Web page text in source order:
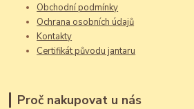
Obchodní podmínky
Ochrana osobních údajů
Kontakty
Certifikát původu jantaru
Proč nakupovat u nás